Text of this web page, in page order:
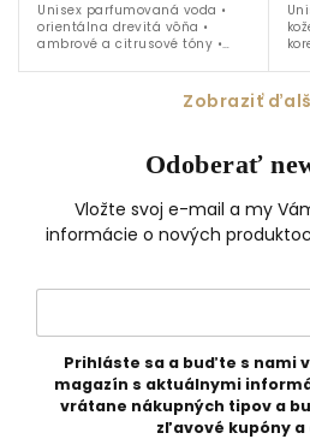
Unisex parfumovaná voda •
orientálna drevitá vôňa •
ambrové a citrusové tóny •
santalové drevo • vanilka •
Zobraziť
Odoberať
Vložte svoj e-mail a my
informácie o nových
Prihláste sa a buďte s nami
magazín s aktuálnymi
vrátane nákupných tipov a
zľavové kupóny a